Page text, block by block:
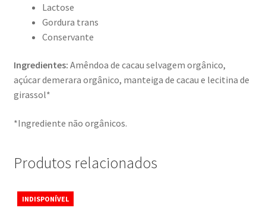
Lactose
Gordura trans
Conservante
Ingredientes: Amêndoa de cacau selvagem orgânico,
açúcar demerara orgânico, manteiga de cacau e lecitina de
girassol*
*Ingrediente não orgânicos.
Produtos relacionados
INDISPONÍVEL